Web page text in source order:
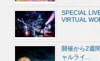
SPECIAL
VIRTUAL
開催から2週
ャルライ...